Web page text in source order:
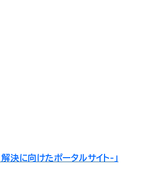
決に向けたポータルサイト-」